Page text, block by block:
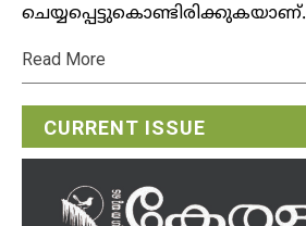
ചെയ്യപ്പെട്ടുകൊണ്ടിരിക്കുകയാണ്.
Read More
CURRENT ISSUE